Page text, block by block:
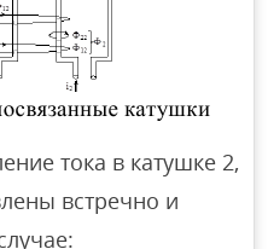
тока в катушке 2,
встречно и